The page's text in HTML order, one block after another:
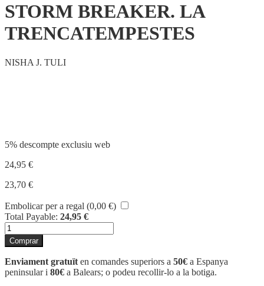
STORM BREAKER. LA
TRENCATEMPESTES
NISHA J. TULI
5% descompte exclusiu web
24,95 €
23,70 €
Embolicar per a regal (0,00 €)
Total Payable: 24,95 €
quantitat
de
STORM
BREAKER.
LA
TRENCATEMPESTES
Comprar
Enviament gratuït en comandes superiors a 50€ a Espanya
peninsular i 80€ a Balears; o podeu recollir-lo a la botiga.